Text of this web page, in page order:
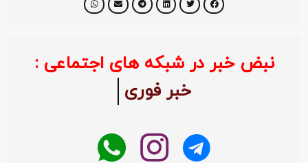
نبض خبر در شبکه های اجتماعی :
خبر فوری